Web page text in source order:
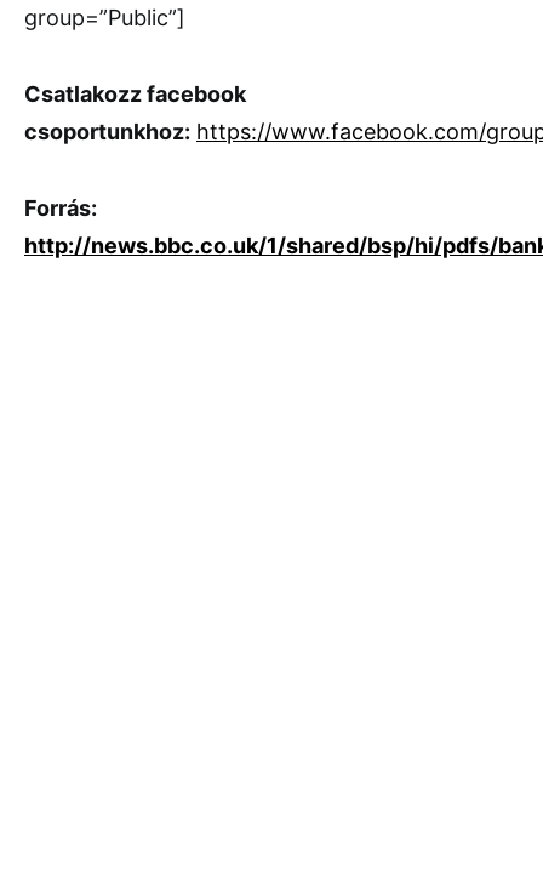
group=”Public”]
Csatlakozz facebook
csoportunkhoz: https://www.facebook.com/
Forrás:
http://news.bbc.co.uk/1/shared/bsp/hi/pdfs/